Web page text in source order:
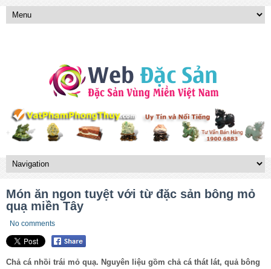
Món ăn ngon tuyệt với từ đặc sản bông mỏ
quạ miền Tây
No comments
Chả cá nhồi trái mỏ quạ. Nguyên liệu gồm chả cá thát lát, quả bông